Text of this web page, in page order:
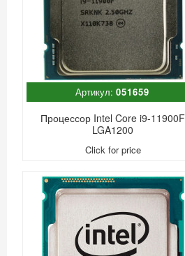
Артикул:051659
Процессор Intel Core i9-11900F
LGA1200
Click for price